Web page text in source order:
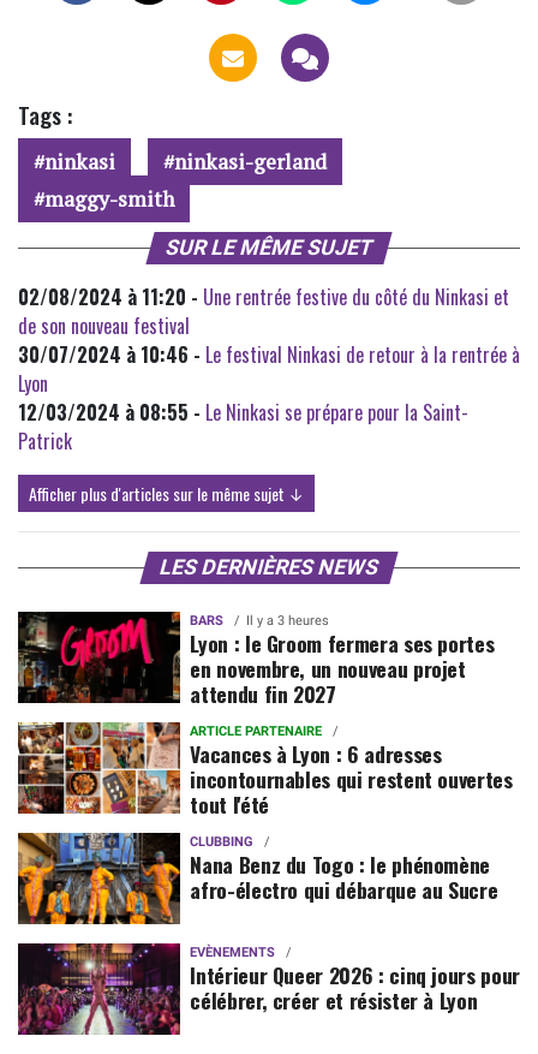
Tags :
ninkasi
ninkasi-gerland
maggy-smith
SUR LE MÊME SUJET
02/08/2024 à 11:20 - Une rentrée festive du côté du Ninkasi et
de son nouveau festival
30/07/2024 à 10:46 - Le festival Ninkasi de retour à la rentrée à
Lyon
12/03/2024 à 08:55 - Le Ninkasi se prépare pour la Saint-
Patrick
Afficher plus d'articles sur le même sujet ↓
LES DERNIÈRES NEWS
BARS Il y a 3 heures
Lyon : le Groom fermera ses portes
en novembre, un nouveau projet
attendu fin 2027
ARTICLE PARTENAIRE
Vacances à Lyon : 6 adresses
incontournables qui restent ouvertes
tout l'été
CLUBBING
Nana Benz du Togo : le phénomène
afro-électro qui débarque au Sucre
EVÈNEMENTS
Intérieur Queer 2026 : cinq jours pour
célébrer, créer et résister à Lyon